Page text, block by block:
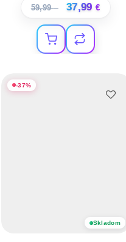
59,99€ 37,99 €
-37%
Skladom